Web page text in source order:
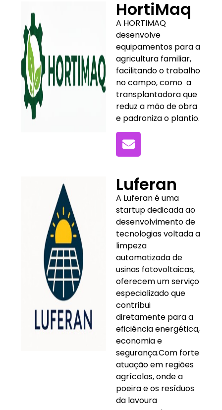
HortiMaq
A HORTIMAQ
desenvolve
equipamentos para a
agricultura familiar,
facilitando o trabalho
no campo, como a
transplantadora que
reduz a mão de obra
e padroniza o plantio.
Luferan
A Luferan é uma
startup dedicada ao
desenvolvimento de
tecnologias voltada a
limpeza
automatizada de
usinas fotovoltaicas,
oferecem um serviço
especializado que
contribui
diretamente para a
eficiência energética,
economia e
segurança.Com forte
atuação em regiões
agrícolas, onde a
poeira e os resíduos
da lavoura